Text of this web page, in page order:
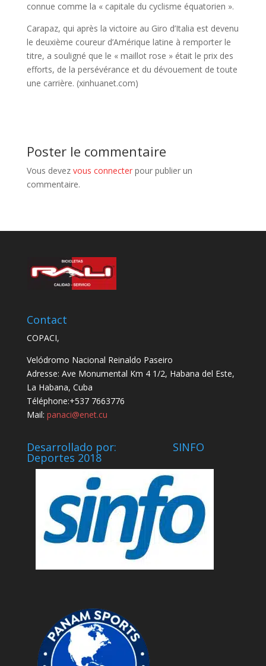
connue comme la « capitale du cyclisme équatorien ».
Carapaz, qui après la victoire au Giro d’Italia est devenu
le deuxième coureur d’Amérique latine à remporter le
titre, a souligné que le « maillot rose » était le prix des
efforts, de la persévérance et du dévouement de toute
une carrière. (xinhuanet.com)
Poster le commentaire
Vous devez vous connecterpour publier un
commentaire.
Contact
COPACI,
Velódromo Nacional Reinaldo Paseiro
Adresse: Ave Monumental Km 4 1/2, Habana del Este,
La Habana, Cuba
Téléphone:+537 7663776
Mail: panaci@enet.cu
Desarrollado por: SINFO
Deportes 2018